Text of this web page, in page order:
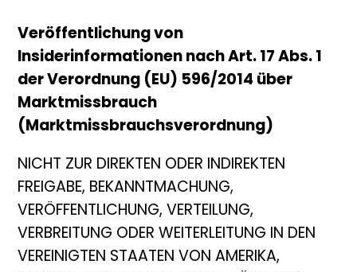
Veröffentlichung von
Insiderinformationen nach Art. 17 Abs. 1
der Verordnung (EU) 596/2014 über
Marktmissbrauch
(Marktmissbrauchsverordnung)
NICHT ZUR DIREKTEN ODER INDIREKTEN
FREIGABE, BEKANNTMACHUNG,
VERÖFFENTLICHUNG, VERTEILUNG,
VERBREITUNG ODER WEITERLEITUNG IN DEN
VEREINIGTEN STAATEN VON AMERIKA,